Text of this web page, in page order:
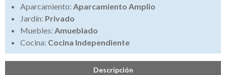
Aparcamiento: Aparcamiento Amplio
Jardín: Privado
Muebles: Amueblado
Cocina: Cocina Independiente
Descripción